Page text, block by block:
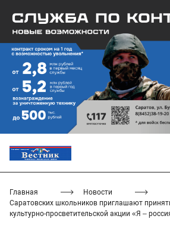
Главная
Новости
Саратовских школьников приглашают
культурно-просветительской акции «Я –